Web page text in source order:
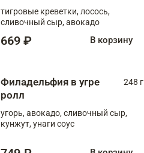
тигровые креветки, лосось,
сливочный сыр, авокадо
669 ₽ В корзину
Филадельфия в угре
ролл
248 г
угорь, авокадо, сливочный сыр,
кунжут, унаги соус